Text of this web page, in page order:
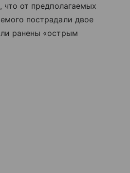
от предполагаемых
пострадали двое
ранены «острым